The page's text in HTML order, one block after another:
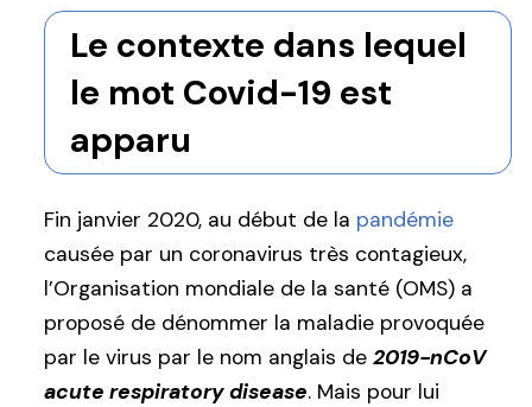
Le contexte dans lequel
le mot Covid-19 est
apparu
Fin janvier 2020, au début de la pandémie
causée par un coronavirus très contagieux,
l’Organisation mondiale de la santé (OMS) a
proposé de dénommer la maladie provoquée
par le virus par le nom anglais de 2019-nCoV
acute respiratory disease. Mais pour lui